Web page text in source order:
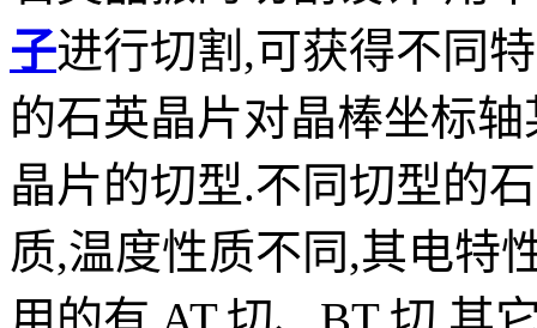
子进行切割,可获得不同
的石英晶片对晶棒坐标
晶片的切型.不同切型的
质,温度性质不同,其电特